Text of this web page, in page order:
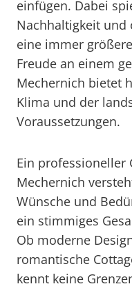
einfügen. Dabei
Nachhaltigkeit und
eine immer
Freude an einem
Mechernich bietet
Klima und der
Voraussetzungen.
Ein professioneller
Mechernich
Wünsche und
ein stimmiges
Ob moderne
romantische
kennt keine